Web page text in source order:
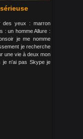
des yeux : marron
: un homme Allure :
je me nomme
je recherche
une vie à deux mon
je n'ai pas Skype je